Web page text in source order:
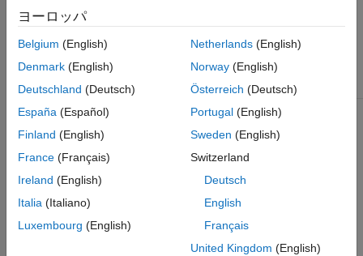
ベンダーデバ
イス
必要なベンダ
ードライバー
サポート
されてい
トフォー
ム
詳細
Kvaser CAN
Windows」ま
Downloads
から入手でき
Windows ®,
®
ヨーロッパ
Belgium (English)
Denmark (English)
Deutschland (Deutsch)
España (Español)
Finland (English)
France (Français)
Ireland (English)
Italia (Italiano)
Luxembourg (English)
Netherlands(English)
Norway(English)
Österreich (Deutsch)
Portugal(English)
Sweden (English)
Switzerland
Deutsch
English
Français
United Kingdom (English)